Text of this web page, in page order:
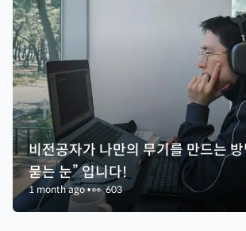
비전공자가 나만의 무기를 만드는
묻는 눈” 입니다!
1 month ago•👀603